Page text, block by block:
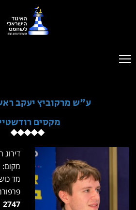
ע"ש מרקוביץ יעקב ראשית
מקסים
דירוג
מקום:
מד
2747